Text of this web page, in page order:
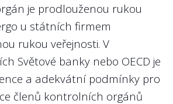
je prodlouženou rukou
u státních firmem
rukou veřejnosti. V
Světové banky nebo OECD je
a adekvátní podmínky pro
členů kontrolních orgánů